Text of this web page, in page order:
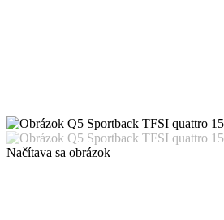
Načítava sa obrázok